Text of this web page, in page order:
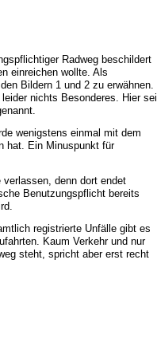
Radweg beschildert
einreichen wollte. Als
Bildern 1 und 2 zu erwähnen.
nichts Besonderes. Hier sei
wenigstens einmal mit dem
hat. Ein Minuspunkt für
denn dort endet
Benutzungspflicht bereits
registrierte Unfälle gibt es
Kaum Verkehr und nur
steht, spricht aber erst recht